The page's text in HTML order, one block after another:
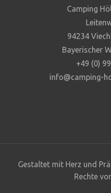
Camping
94234
Bayerischer
+49 (0)
info@camping-
Gestaltet mit Herz und
Rechte